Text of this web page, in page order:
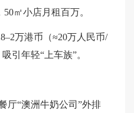
㎡小店月租百万。
万港币（≈20万人民币/
引年轻“上车族”。
厅“澳洲牛奶公司”外排